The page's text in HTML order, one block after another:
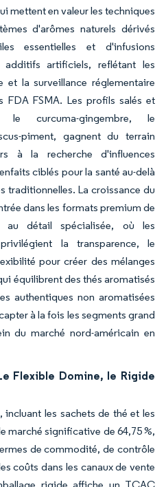
mettent en valeur les techniques
d'arômes naturels dérivés
essentielles et d'infusions
additifs artificiels, reflétant les
la surveillance réglementaire
FDA FSMA. Les profils salés et
le curcuma-gingembre, le
piment, gagnent du terrain
à la recherche d'influences
ciblés pour la santé au-delà
traditionnelles. La croissance du
dans les formats premium de
détail spécialisée, où les
la transparence, le
pour créer des mélanges
équilibrent des thés aromatisés
authentiques non aromatisées
à la fois les segments grand
du marché nord-américain en
Flexible Domine, le Rigide
incluant les sachets de thé et les
marché significative de 64,75 %,
de commodité, de contrôle
coûts dans les canaux de vente